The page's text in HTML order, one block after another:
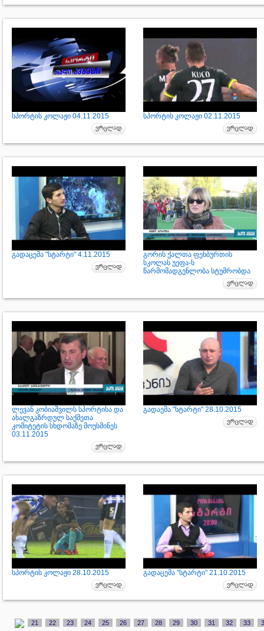
სპორტის კოლაჟი 04.11.2015 სპორტის კოლაჟი 02.11.2015
გადაცემა "სტარტი" 4.11.2015
გორის ქალთა ფეხბურთის
სკოლას უეფა-ს
წარმომადგენლობა სტუმრობდა
ლევან კობიაშვილს სპორტისა და
ახალგაზრდულ საქმეთა
კომიტეტის სხდომაზე მოუსმინეს
03.11.2015
გადაემა "სტარტი" 28.10.2015
სპორტის კოლაჟი 28.10.2015 გადაცემა "სტარტი" 21.10.2015
21 22 23 24 25 26 27 28 29 30 31 32 33